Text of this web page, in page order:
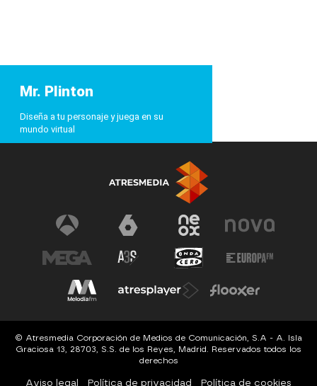
Mr. Plinton
Diseña a tu personaje y juega en su
mundo virtual
© Atresmedia Corporación de Medios de Comunicación, S.A - A. Isla
Graciosa 13, 28703, S.S. de los Reyes, Madrid. Reservados todos los
derechos
Aviso legal Política de privacidad Política de cookies